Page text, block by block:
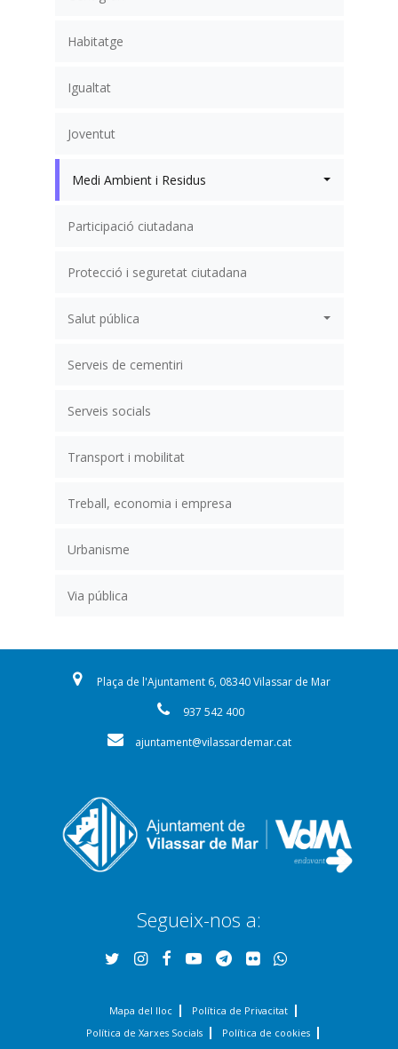
Habitatge
Igualtat
Joventut
Medi Ambient i Residus
Participació ciutadana
Protecció i seguretat ciutadana
Salut pública
Serveis de cementiri
Serveis socials
Transport i mobilitat
Treball, economia i empresa
Urbanisme
Via pública
Plaça de l'Ajuntament 6, 08340 Vilassar de Mar
937 542 400
ajuntament@vilassardemar.cat
Segueix-nos a:
Mapa del lloc
Política de Privacitat
Política de Xarxes Socials
Política de cookies